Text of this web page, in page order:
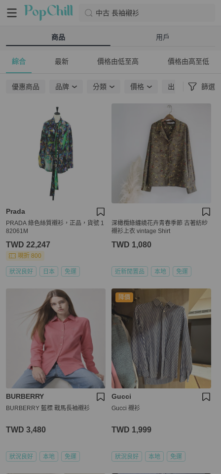
中古 長袖襯衫
商品 用戶
綜合 最新 價格由低至高 價格由高至低
優惠商品 品牌 分類 價格 出貨地點 篩選
Prada
PRADA 綠色絲質襯衫，正品，貨號 1
82061M
TWD 22,247
現折 800
狀況良好 日本 免運
深橄欖綠纏繞花卉青春季節 古著紡紗
襯衫上衣 vintage Shirt
TWD 1,080
近新閒置品 本地 免運
BURBERRY
BURBERRY 藍標 戰馬長袖襯衫
TWD 3,480
狀況良好 本地 免運
降價
Gucci
Gucci 襯衫
TWD 1,999
狀況良好 本地 免運